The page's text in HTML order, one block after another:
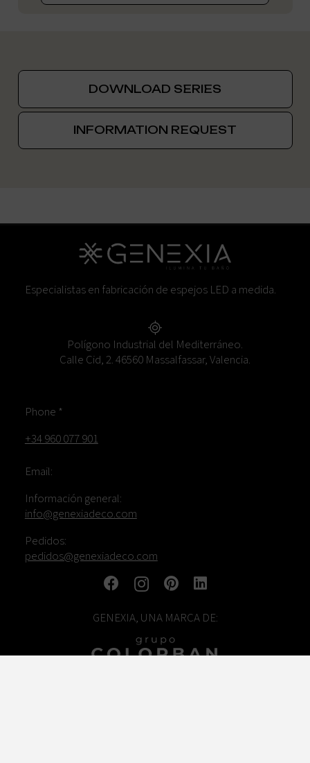
DOWNLOAD SERIES
INFORMATION REQUEST
Especialistas en fabricación de espejos LED a medida.
Polígono Industrial del Mediterráneo.
Calle Cid, 2. 46560 Massalfassar, Valencia.
Phone *
+34 960 077 901
Email:
Información general:
info@genexiadeco.com
Pedidos:
pedidos@genexiadeco.com
GENEXIA, UNA MARCA DE: